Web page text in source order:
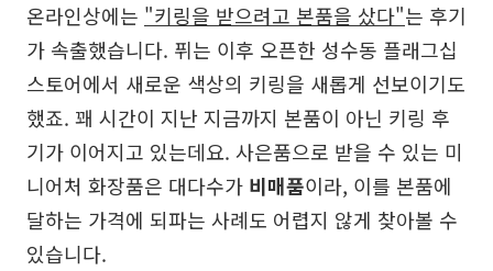
온라인상에는 "키링을 받으려고 본품을 샀다"는 후기
가 속출했습니다. 퓌는 이후 오픈한 성수동 플래그십
스토어에서 새로운 색상의 키링을 새롭게 선보이기도
했죠. 꽤 시간이 지난 지금까지 본품이 아닌 키링 후
기가 이어지고 있는데요. 사은품으로 받을 수 있는 미
니어처 화장품은 대다수가 비매품이라, 이를 본품에
달하는 가격에 되파는 사례도 어렵지 않게 찾아볼 수
있습니다.